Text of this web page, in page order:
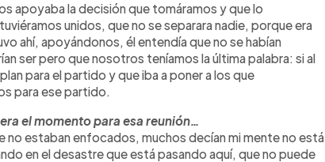
apoyaba la decisión que tomáramos y que lo
unidos, que no se separara nadie, porque era
ahí, apoyándonos, él entendía que no se habían
ser pero que nosotros teníamos la última palabra: si al
para el partido y que iba a poner a los que
para ese partido.
el momento para esa reunión…
no estaban enfocados, muchos decían mi mente no está
en el desastre que está pasando aquí, que no puede